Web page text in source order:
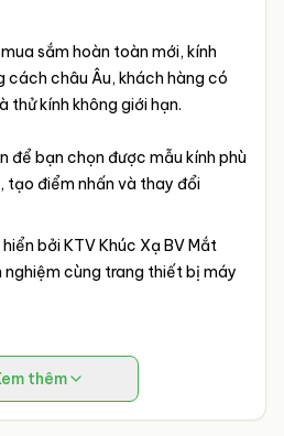
sắm hoàn toàn mới, kính
châu Âu, khách hàng có
thử kính không giới hạn.
để bạn chọn được mẫu kính phù
tạo điểm nhấn và thay đổi
bởi KTV Khúc Xạ BV Mắt
nghiệm cùng trang thiết bị máy
thêm